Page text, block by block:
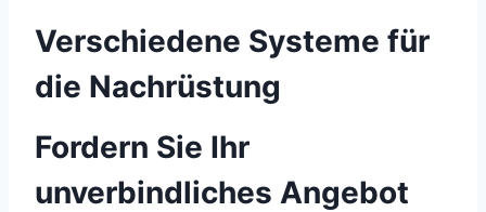
Verschiedene Systeme für
die Nachrüstung
Fordern Sie Ihr
unverbindliches Angebot